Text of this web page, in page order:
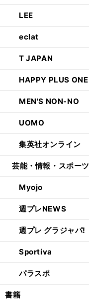
LEE
eclat
T JAPAN
HAPPY PLUS ONE
MEN'S NON-NO
UOMO
集英社オンライン
芸能・情報・スポーツ
Myojo
週プレNEWS
週プレ グラジャパ!
Sportiva
パラスポ
書籍